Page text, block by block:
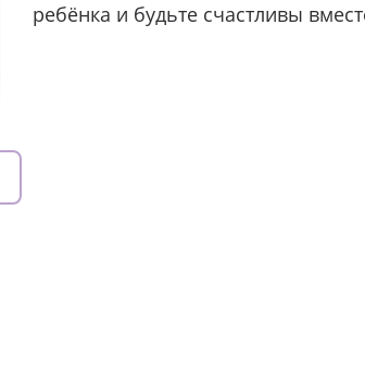
ребёнка и будьте счастливы